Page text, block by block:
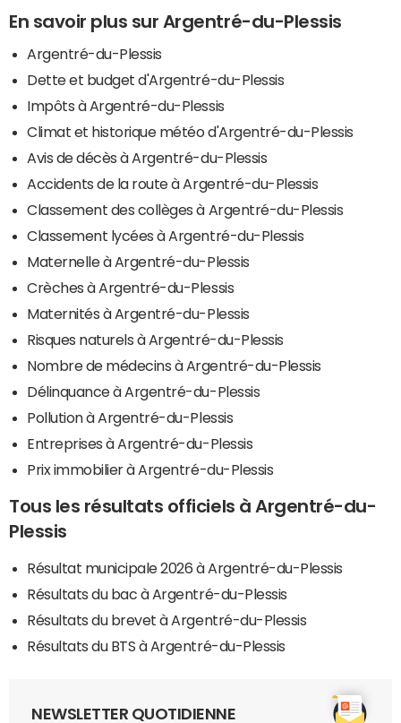
En savoir plus sur Argentré-du-Plessis
Argentré-du-Plessis
Dette et budget d'Argentré-du-Plessis
Impôts à Argentré-du-Plessis
Climat et historique météo d'Argentré-du-Plessis
Avis de décès à Argentré-du-Plessis
Accidents de la route à Argentré-du-Plessis
Classement des collèges à Argentré-du-Plessis
Classement lycées à Argentré-du-Plessis
Maternelle à Argentré-du-Plessis
Crèches à Argentré-du-Plessis
Maternités à Argentré-du-Plessis
Risques naturels à Argentré-du-Plessis
Nombre de médecins à Argentré-du-Plessis
Délinquance à Argentré-du-Plessis
Pollution à Argentré-du-Plessis
Entreprises à Argentré-du-Plessis
Prix immobilier à Argentré-du-Plessis
Tous les résultats officiels à Argentré-du-
Plessis
Résultat municipale 2026 à Argentré-du-Plessis
Résultats du bac à Argentré-du-Plessis
Résultats du brevet à Argentré-du-Plessis
Résultats du BTS à Argentré-du-Plessis
NEWSLETTER QUOTIDIENNE